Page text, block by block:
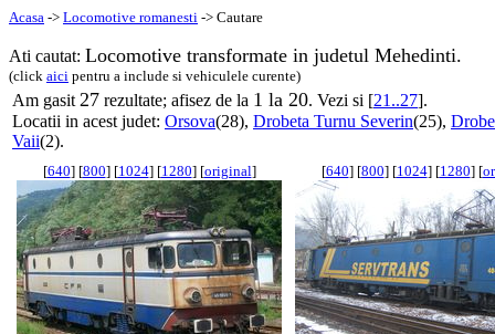
Acasa -> Locomotive romanesti -> Cautare
Ati cautat: Locomotive transformate in judetul Mehedinti.
(click aici pentru a include si vehiculele curente)
Am gasit 27 rezultate; afisez de la 1 la 20. Vezi si [21..27].
Locatii in acest judet: Orsova(28), Drobeta Turnu Severin(25),
Vaii(2).
[640] [800] [1024] [1280] [original] [640] [800] [1024] [1280] [